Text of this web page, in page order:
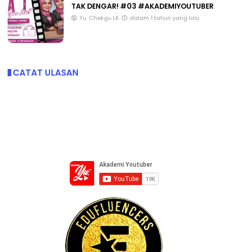
TAK DENGAR! #03 #AKADEMIYOUTUBER
Yu. Chekgu LK dalam 1 tahun yang lalu
CATAT ULASAN